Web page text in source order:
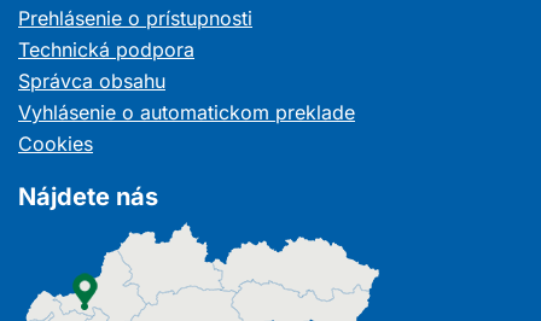
okne
Prehlásenie o prístupnosti
Technická podpora
Správca obsahu
Vyhlásenie o automatickom preklade
Cookies
Nájdete nás